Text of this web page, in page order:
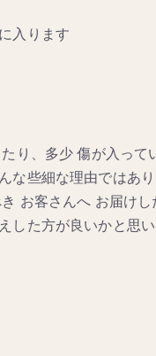
入ります
り、多少 傷が入って
な些細な理由ではあ
お客さんへ お届け
した方が良いかと思